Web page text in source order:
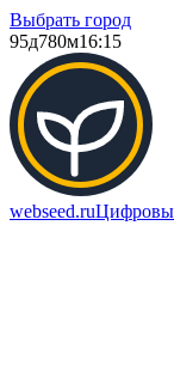
Выбрать город
95д780м16:15
webseed.ru